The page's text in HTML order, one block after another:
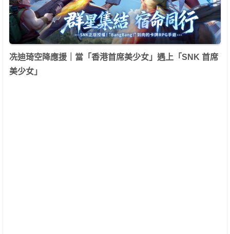
冼迪琦空降應援｜當「香港首席美少女」遇上「SNK 首席
美少女」